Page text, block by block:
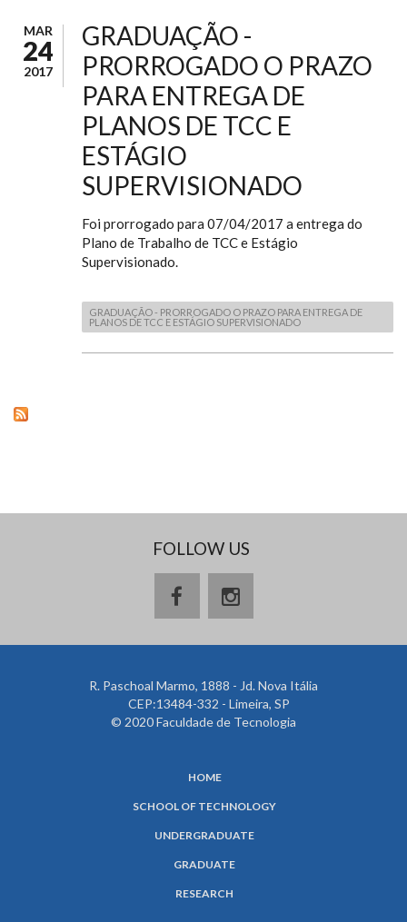
MAR
24
2017
GRADUAÇÃO -
PRORROGADO O PRAZO
PARA ENTREGA DE
PLANOS DE TCC E
ESTÁGIO
SUPERVISIONADO
Foi prorrogado para 07/04/2017 a entrega do
Plano de Trabalho de TCC e Estágio
Supervisionado.
GRADUAÇÃO - PRORROGADO O PRAZO PARA ENTREGA DE
PLANOS DE TCC E ESTÁGIO SUPERVISIONADO
FOLLOW US
R. Paschoal Marmo, 1888 - Jd. Nova Itália
CEP:13484-332 - Limeira, SP
© 2020 Faculdade de Tecnologia
HOME
SCHOOL OF TECHNOLOGY
UNDERGRADUATE
GRADUATE
RESEARCH